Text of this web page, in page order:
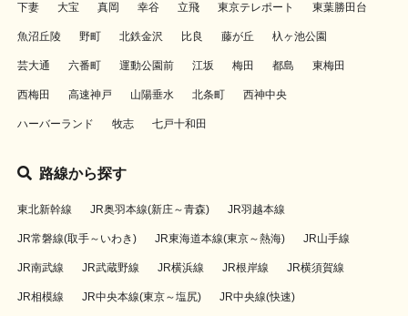
下妻 大宝 真岡 幸谷 立飛 東京テレポート 東葉勝田台
魚沼丘陵 野町 北鉄金沢 比良 藤が丘 杁ヶ池公園
芸大通 六番町 運動公園前 江坂 梅田 都島 東梅田
西梅田 高速神戸 山陽垂水 北条町 西神中央
ハーバーランド 牧志 七戸十和田
路線から探す
東北新幹線 JR奥羽本線(新庄～青森) JR羽越本線
JR常磐線(取手～いわき) JR東海道本線(東京～熱海) JR山手線
JR南武線 JR武蔵野線 JR横浜線 JR根岸線 JR横須賀線
JR相模線 JR中央本線(東京～塩尻) JR中央線(快速)